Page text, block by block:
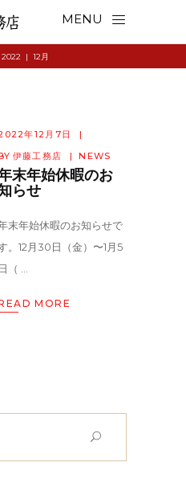
MENU
2022| 12月
年12月7日
伊藤工務店 NEWS
末年始休暇のお
らせ
末年始休暇のお知らせで
。12月30日（金）〜1月5
日（
MORE